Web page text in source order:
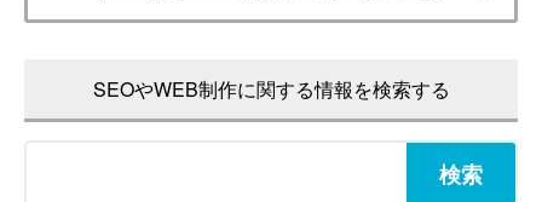
SEOやWEB制作に関する情報を検索する